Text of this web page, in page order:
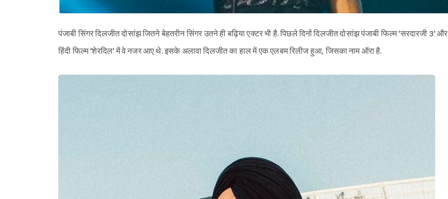
पंजाबी सिंगर दिलजीत दोसांझ जितने बेहतरीन सिंगर उतने ही बढ़िया एक्टर भी है. पिछले दिनों दिलजीत दोसांझ पंजाबी फिल्म 'सरदारजी 3' और
हिंदी फिल्म 'शेरदिल' में वे नजर आए थे. इसके अलावा दिलजीत का हाल में एक एलबम रिलीज हुआ, जिसका नाम ऑरा है.